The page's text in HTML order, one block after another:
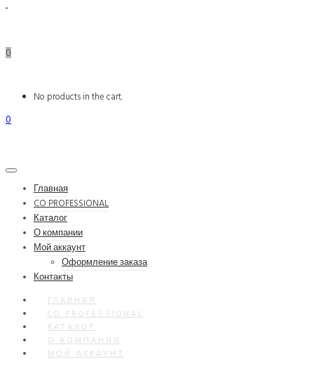
0
No products in the cart.
0
Главная
CO PROFESSIONAL
Каталог
О компании
Мой аккаунт
Оформление заказа
Контакты
ГЛАВНАЯ
CO PROFESSIONAL
КАТАЛОГ
О КОМПАНИИ
МОЙ АККАУНТ